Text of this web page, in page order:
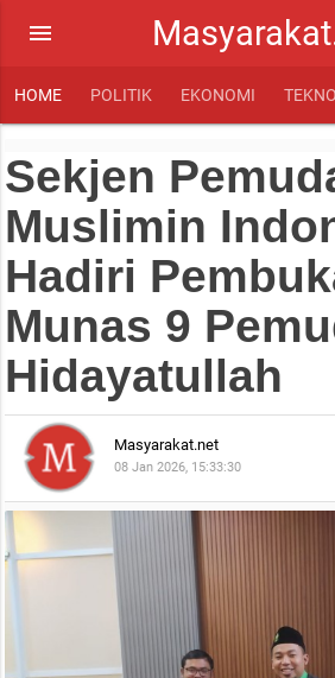
menu
HOME POLITIK EKONOMI
Sekjen
Muslimin
Hadiri
Munas 9
Hidayatullah
Masyarakat.net
08 Jan 2026, 15:33:30